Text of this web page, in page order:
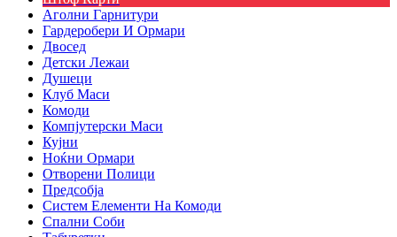
Аголни Гарнитури
Гардеробери И Ормари
Двосед
Детски Лежаи
Душеци
Клуб Маси
Комоди
Компјутерски Маси
Кујни
Ноќни Ормари
Отворени Полици
Предсобја
Систем Елементи На Комоди
Спални Соби